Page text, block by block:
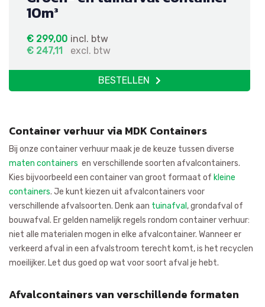
10m³
€ 299,00 incl. btw
€ 247,11 excl. btw
BESTELLEN
Container verhuur via MDK Containers
Bij onze container verhuur maak je de keuze tussen diverse
maten containers en verschillende soorten afvalcontainers.
Kies bijvoorbeeld een container van groot formaat of kleine
containers. Je kunt kiezen uit afvalcontainers voor
verschillende afvalsoorten. Denk aan tuinafval , grondafval of
bouwafval. Er gelden namelijk regels rondom container verhuur:
niet alle materialen mogen in elke afvalcontainer. Wanneer er
verkeerd afval in een afvalstroom terecht komt, is het recyclen
moeilijker. Let dus goed op wat voor soort afval je hebt.
Afvalcontainers van verschillende formaten